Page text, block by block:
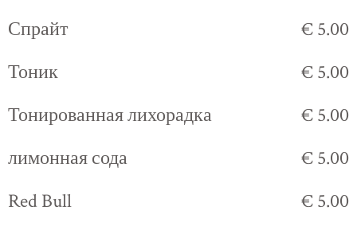
Спрайт
€ 5.00
Тоник
€ 5.00
Тонированная лихорадка
€ 5.00
лимонная сода
€ 5.00
Red Bull
€ 5.00